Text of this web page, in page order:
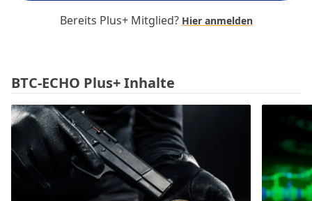
Bereits Plus+ Mitglied? Hier anmelden
BTC-ECHO Plus+ Inhalte